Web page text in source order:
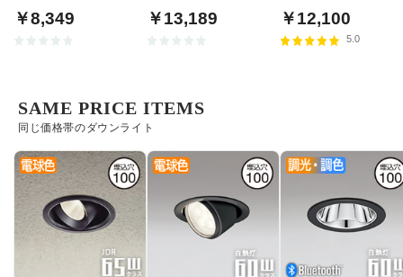
￥8,349 ￥13,189 ￥12,100
5.0
同じ価格帯のダウンライト
SAME PRICE ITEMS